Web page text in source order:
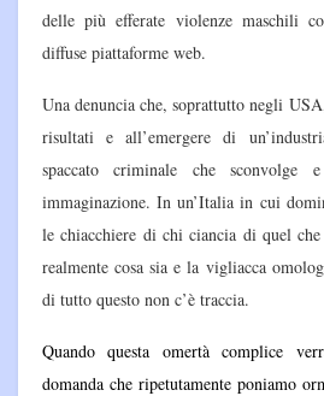
delle più efferate violenze maschili
diffuse piattaforme web.
Una denuncia che, soprattutto negli
risultati e all’emergere di
spaccato criminale che sconvolge
immaginazione. In un’Italia in cui
le chiacchiere di chi ciancia di quel che
realmente cosa sia e la vigliacca
di tutto questo non c’è traccia.
Quando questa omertà complice
domanda che ripetutamente poniamo